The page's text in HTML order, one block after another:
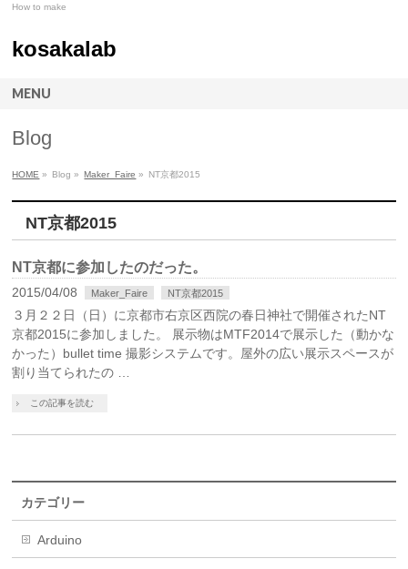
How to make
kosakalab
MENU
Blog
HOME » Blog » Maker_Faire » NT京都2015
NT京都2015
NT京都に参加したのだった。
2015/04/08 Maker_Faire NT京都2015
３月２２日（日）に京都市右京区西院の春日神社で開催されたNT
京都2015に参加しました。 展示物はMTF2014で展示した（動かな
かった）bullet time 撮影システムです。屋外の広い展示スペースが
割り当てられたの …
この記事を読む
カテゴリー
Arduino